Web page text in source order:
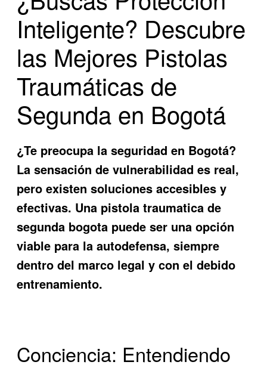
Inteligente? Descubre
las Mejores Pistolas
Traumáticas de
Segunda en Bogotá
¿Te preocupa la seguridad en Bogotá?
La sensación de vulnerabilidad es real,
pero existen soluciones accesibles y
efectivas. Una pistola traumatica de
segunda bogota puede ser una opción
viable para la autodefensa, siempre
dentro del marco legal y con el debido
entrenamiento.
Conciencia: Entendiendo